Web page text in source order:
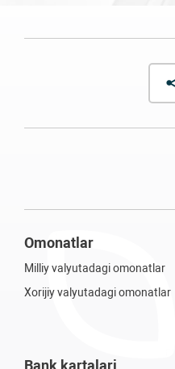
Omonatlar
Milliy valyutadagi omonatlar
Xorijiy valyutadagi omonatlar
Bank kartalari